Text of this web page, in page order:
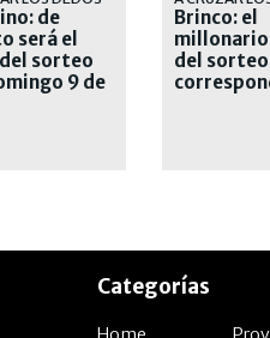
de
será el
sorteo
9 de
Brinco: el
millonario
del sorteo
Categorías